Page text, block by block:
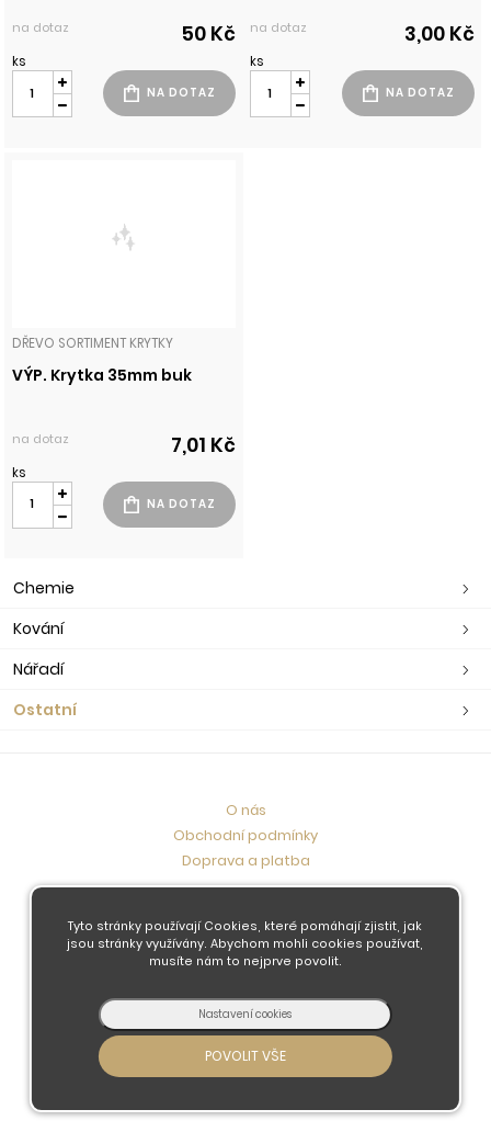
na dotaz 50 Kč
ks
na dotaz 3,00 Kč
ks
DŘEVO SORTIMENT KRYTKY
VÝP. Krytka 35mm buk
na dotaz 7,01 Kč
ks
Chemie
Kování
Nářadí
Ostatní
O nás
Obchodní podmínky
Doprava a platba
© 2026 - Developed by Insion Liberec
Tyto stránky používají Cookies, které pomáhají zjistit, jak
jsou stránky využívány. Abychom mohli cookies používat,
musíte nám to nejprve povolit.